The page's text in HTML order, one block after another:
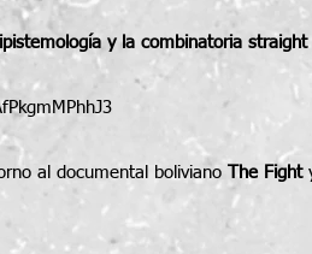
y la combinatoria straight
al documental boliviano The Fight